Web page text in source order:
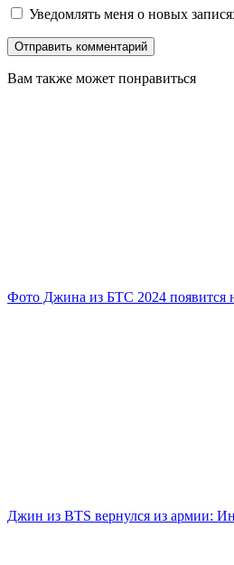
Уведомлять меня о новых
Вам также может понравиться
Фото Джина из БТС 2024 появится
Джин из BTS вернулся из армии: